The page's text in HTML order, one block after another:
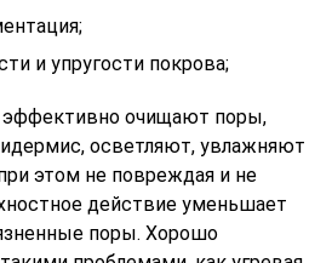
и упругости покрова;
очищают поры,
осветляют, увлажняют
этом не повреждая и не
действие уменьшает
поры. Хорошо